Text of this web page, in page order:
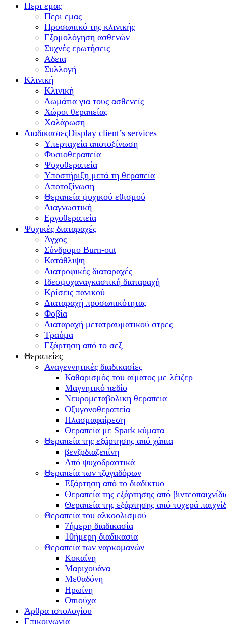
Περι εμας
Περι εμας
Προσωπικό της κλινικής
Εξομολόγηση ασθενών
Συχνές ερωτήσεις
Αδεια
Συλλογή
Κλινική
Κλινική
Δωμάτια για τους ασθενείς
Χώροι θεραπείας
Χαλάρωση
ΔιαδικασιεςDisplay client’s services
Υπερταχεία αποτοξίνωση
Φυσιοθεραπεία
Ψυχοθεραπεία
Υποστήριξη μετά τη θεραπεία
Αποτοξίνωση
Θεραπεία ψυχικού εθισμού
Διαγνωστική
Εργοθεραπεία
Ψυχικές διαταραχές
Άγχος
Σύνδρομο Burn-out
Κατάθλιψη
Διατροφικές διαταραχές
Ιδεοψυχαναγκαστική διαταραχή
Κρίσεις πανικού
Διαταραχή προσωπικότητας
Φοβία
Διαταραχή μετατραυματικού στρες
Τραύμα
Εξάρτηση από το σεξ
Θεραπείες
Αναγεννητικές διαδικασίες
Καθαρισμός του αίματος με λέιζερ
Μαγνητικό πεδίο
Νευρομεταβολικη θεραπεια
Οξυγονοθεραπεία
Πλασμαφαίρεση
Θεραπεία με Spark κύματα
Θεραπεία της εξάρτησης από χάπια
βενζοδιαζεπίνη
Από ψυχοδραστικά
Θεραπεία των τζογαδόρων
Εξάρτηση από το διαδίκτυο
Θεραπεία της εξάρτησης από
Θεραπεία της εξάρτησης από τυχερά
Θεραπεία του αλκοολισμού
7ήμερη διαδικασία
10ήμερη διαδικασία
Θεραπεία των ναρκομανών
Kοκαΐνη
Mαριχουάνα
Μεθαδόνη
Ηρωίνη
Oπιούχα
Άρθρα ιστολογίου
Επικοινωνία